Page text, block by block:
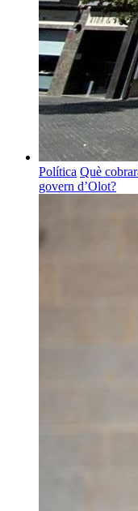
Política Què
govern d’Olot?